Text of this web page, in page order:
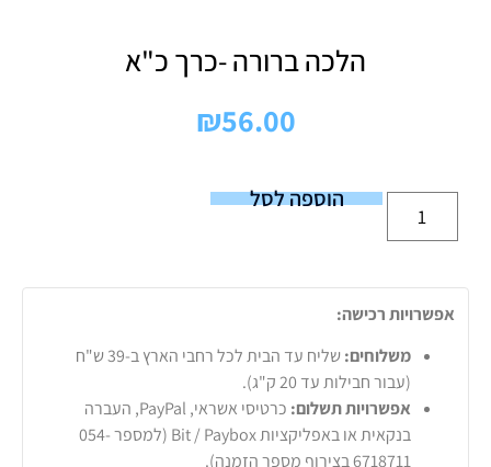
הלכה ברורה -כרך כ"א
₪56.00
הוספה לסל
אפשרויות רכישה:
משלוחים:
שליח עד הבית לכל רחבי הארץ ב-39 ש"ח
(עבור חבילות עד 20 ק"ג).
אפשרויות תשלום:
כרטיסי אשראי, PayPal, העברה
בנקאית או באפליקציות Bit / Paybox (למספר 054-
6718711 בצירוף מספר הזמנה).